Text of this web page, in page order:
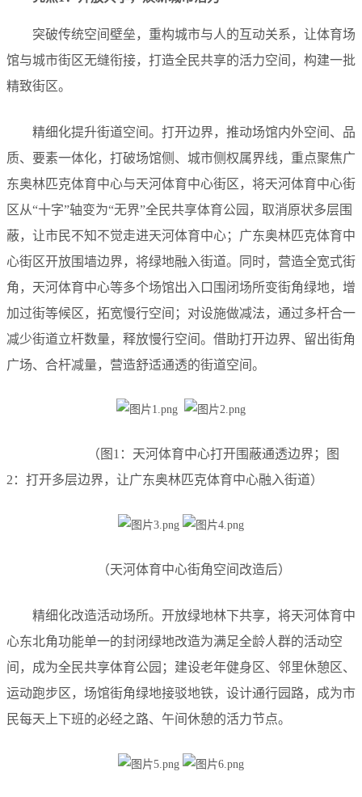
突破传统空间壁垒，重构城市与人的互动关系，让体育场
馆与城市街区无缝衔接，打造全民共享的活力空间，构建一批
精致街区。
精细化提升街道空间。打开边界，推动场馆内外空间、品
质、要素一体化，打破场馆侧、城市侧权属界线，重点聚焦广
东奥林匹克体育中心与天河体育中心街区，将天河体育中心街
区从“十字”轴变为“无界”全民共享体育公园，取消原状多层围
蔽，让市民不知不觉走进天河体育中心；广东奥林匹克体育中
心街区开放围墙边界，将绿地融入街道。同时，营造全宽式街
角，天河体育中心等多个场馆出入口围闭场所变街角绿地，增
加过街等候区，拓宽慢行空间；对设施做减法，通过多杆合一
减少街道立杆数量，释放慢行空间。借助打开边界、留出街角
广场、合杆减量，营造舒适通透的街道空间。
（图1：天河体育中心打开围蔽通透边界；图
2：打开多层边界，让广东奥林匹克体育中心融入街道）
（天河体育中心街角空间改造后）
精细化改造活动场所。开放绿地林下共享，将天河体育中
心东北角功能单一的封闭绿地改造为满足全龄人群的活动空
间，成为全民共享体育公园；建设老年健身区、邻里休憩区、
运动跑步区，场馆街角绿地接驳地铁，设计通行园路，成为市
民每天上下班的必经之路、午间休憩的活力节点。